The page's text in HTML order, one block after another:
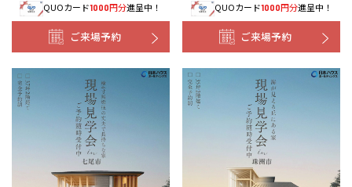
QUOカード1000円分進呈中！
ご来場予約
QUOカード1000円分進呈中！
ご来場予約